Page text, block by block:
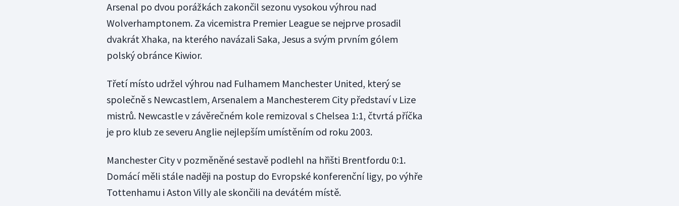
Arsenal po dvou porážkách zakončil sezonu vysokou výhrou nad
Wolverhamptonem. Za vicemistra Premier League se nejprve prosadil
dvakrát Xhaka, na kterého navázali Saka, Jesus a svým prvním gólem
polský obránce Kiwior.
Třetí místo udržel výhrou nad Fulhamem Manchester United, který se
společně s Newcastlem, Arsenalem a Manchesterem City představí v Lize
mistrů. Newcastle v závěrečném kole remizoval s Chelsea 1:1, čtvrtá příčka
je pro klub ze severu Anglie nejlepším umístěním od roku 2003.
Manchester City v pozměněné sestavě podlehl na hřišti Brentfordu 0:1.
Domácí měli stále naději na postup do Evropské konferenční ligy, po výhře
Tottenhamu i Aston Villy ale skončili na devátém místě.